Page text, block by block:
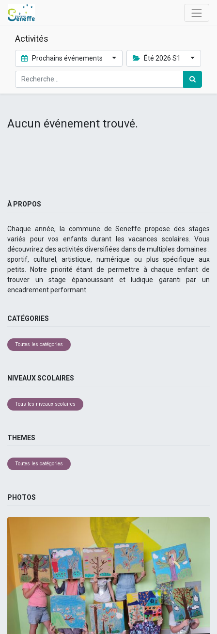
Activités
Prochains événements Été 2026 S1
Aucun événement trouvé.
À PROPOS
Chaque année, la commune de Seneffe propose des stages
variés pour vos enfants durant les vacances scolaires. Vous
découvrirez des activités diversifiées dans de multiples domaines :
sportif, culturel, artistique, numérique ou plus spécifique aux
petits. Notre priorité étant de permettre à chaque enfant de
trouver un stage épanouissant et ludique garanti par un
encadrement performant.
CATÉGORIES
Toutes les catégories
NIVEAUX SCOLAIRES
Tous les niveaux scolaires
THEMES
Toutes les catégories
PHOTOS